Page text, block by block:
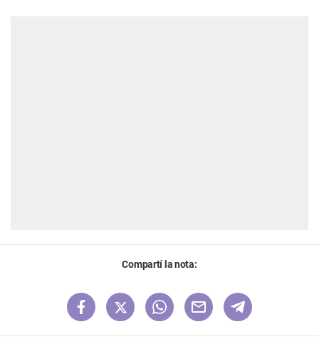
Compartí la nota: